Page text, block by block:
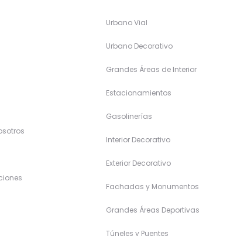
Urbano Vial
Urbano Decorativo
Grandes Áreas de Interior
Estacionamientos
Gasolinerías
Interior Decorativo
Exterior Decorativo
Fachadas y Monumentos
Grandes Áreas Deportivas
Túneles y Puentes